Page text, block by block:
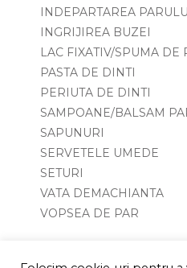
INDEPARTAREA
INGRIJIREA BUZEI
LAC FIXATIV/SPUMA DE
PASTA DE DINTI
PERIUTA DE DINTI
SAMPOANE/BALSAM
SAPUNURI
SERVETELE UMEDE
SETURI
VATA DEMACHIANTA
VOPSEA DE PAR